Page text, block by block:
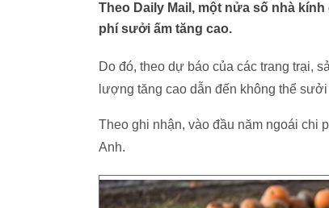
Theo Daily Mail, một nửa số nhà
phí sưởi ấm tăng cao.
Do đó, theo dự báo của các trang trại,
lượng tăng cao dẫn đến không thể
Theo ghi nhận, vào đầu năm ngoái chi
Anh.